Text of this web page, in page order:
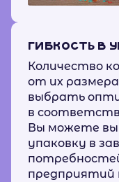
ГИБКОСТЬ В
Количество
от их
выбрать
в
Вы можете
упаковку в
предприятий